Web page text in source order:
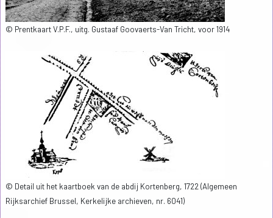
© Prentkaart V.P.F., uitg. Gustaaf Goovaerts-Van Tricht, voor 1914
© Detail uit het kaartboek van de abdij Kortenberg, 1722 (Algemeen
Rijksarchief Brussel, Kerkelijke archieven, nr. 6041)